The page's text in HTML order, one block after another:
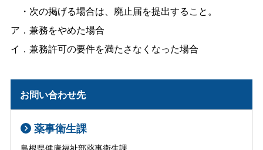
・次の掲げる場合は、廃止届を提出すること。
ア．兼務をやめた場合
イ．兼務許可の要件を満たさなくなった場合
お問い合わせ先
薬事衛生課
島根県健康福祉部薬事衛生課